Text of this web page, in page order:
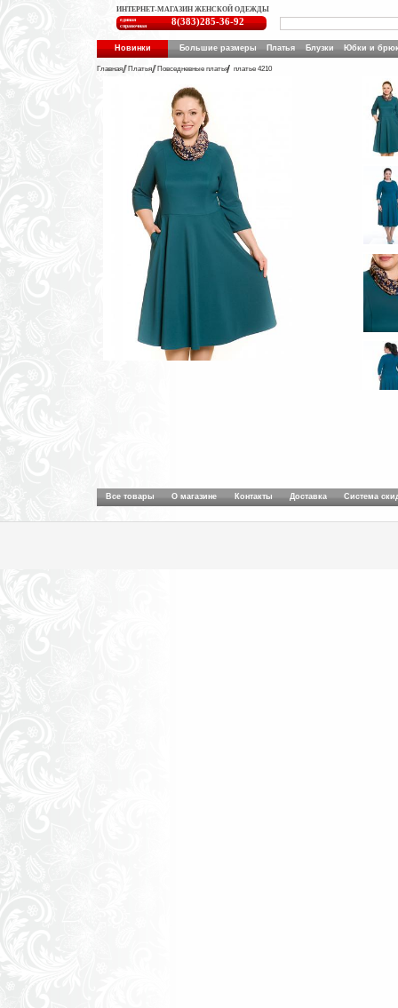
ИНТЕРНЕТ-МАГАЗИН ЖЕНСКОЙ ОДЕЖДЫ
единая
справочная
8(383)285-36-92
Новинки Большие размеры Платья Блузки Юбки и
Главная Платья Повседневные платья платье 4210
Все товары О магазине Контакты Доставка Система